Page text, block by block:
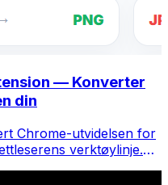
— Konverter
din
Chrome-utvidelsen for
verktøylinje.